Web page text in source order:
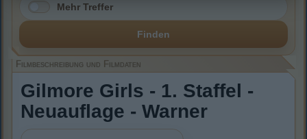
Mehr Treffer
Finden
Filmbeschreibung und Filmdaten
Gilmore Girls - 1. Staffel -
Neuauflage - Warner